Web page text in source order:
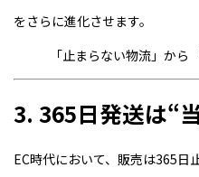
をさらに進化させます。
「止まらない物流」から
3. 365日発送は“
EC時代において、販売は365日